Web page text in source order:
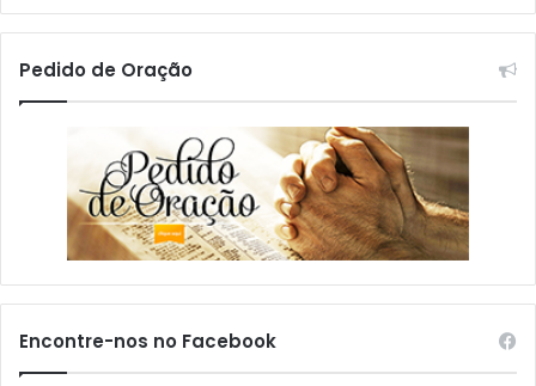
Pedido de Oração
Encontre-nos no Facebook